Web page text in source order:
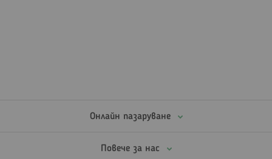
Онлайн пазаруване
Повече за нас